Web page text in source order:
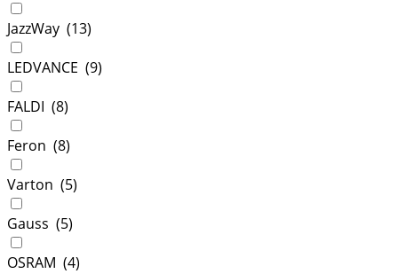
JazzWay (13)
LEDVANCE (9)
FALDI (8)
Feron (8)
Varton (5)
Gauss (5)
OSRAM (4)